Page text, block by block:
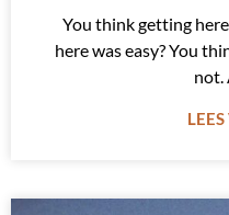
You think getting
here was easy? You
not.